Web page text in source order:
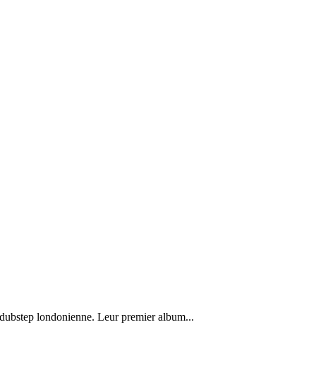
londonienne. Leur premier album...